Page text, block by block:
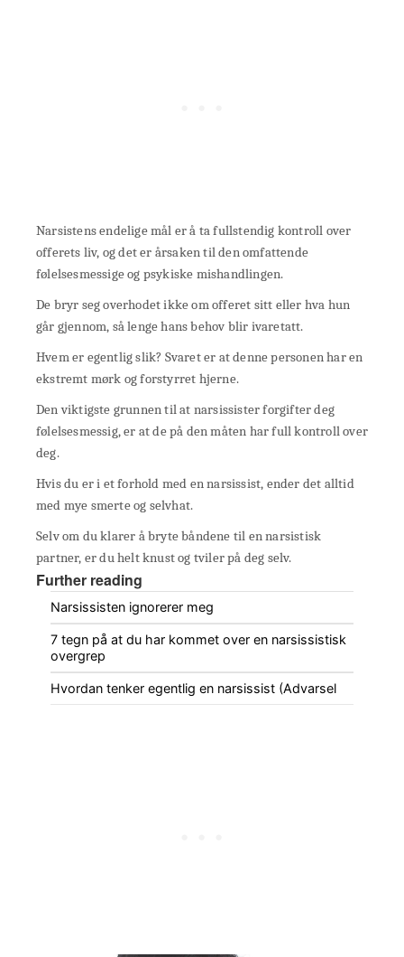
Narsistens endelige mål er å ta fullstendig kontroll over
offerets liv, og det er årsaken til den omfattende
følelsesmessige og psykiske mishandlingen.
De bryr seg overhodet ikke om offeret sitt eller hva hun
går gjennom, så lenge hans behov blir ivaretatt.
Hvem er egentlig slik? Svaret er at denne personen har en
ekstremt mørk og forstyrret hjerne.
Den viktigste grunnen til at narsissister forgifter deg
følelsesmessig, er at de på den måten har full kontroll over
deg.
Hvis du er i et forhold med en narsissist, ender det alltid
med mye smerte og selvhat.
Selv om du klarer å bryte båndene til en narsistisk
partner, er du helt knust og tviler på deg selv.
Further reading
Narsissisten ignorerer meg
7 tegn på at du har kommet over en narsissistisk
overgrep
Hvordan tenker egentlig en narsissist (Advarsel